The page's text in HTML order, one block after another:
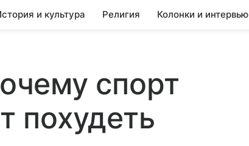
и культура Религия Колонки и интервью
спорт
похудеть